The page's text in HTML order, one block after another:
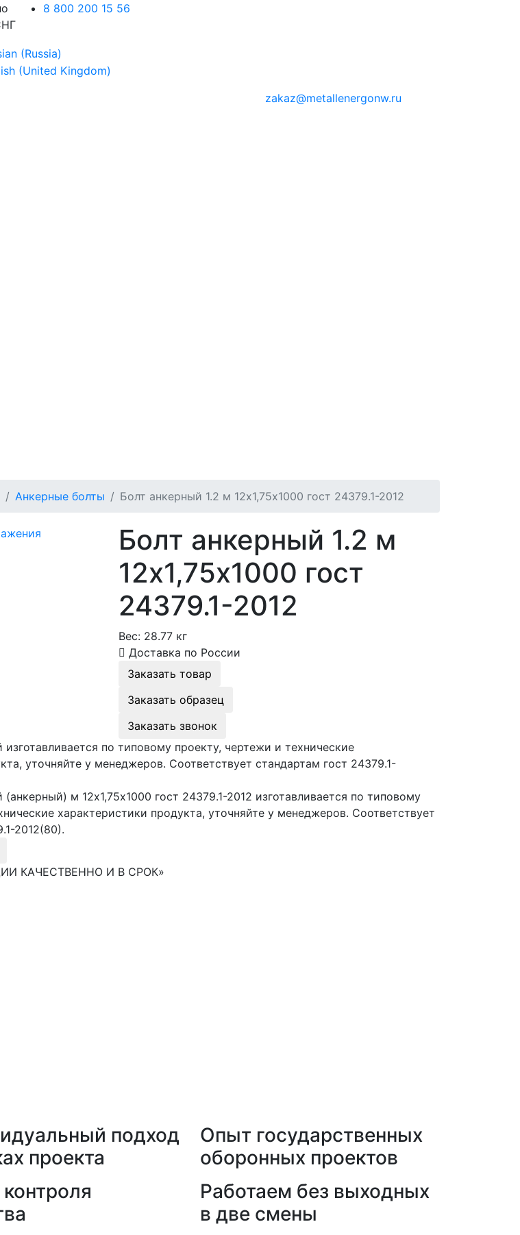
8 800 200 15 56
zakaz@metallenergonw.ru
Анкерные болты Болт анкерный 1.2 м 12х1,75х1000 гост 24379.1-2012
Болт анкерный 1.2 м
12х1,75х1000 гост
24379.1-2012
Вес: 28.77 кг
Доставка по России
Заказать товар
Заказать образец
Заказать звонок
по типовому проекту, чертежи и технические
уточняйте у менеджеров. Соответствует стандартам гост 24379.1-
м 12х1,75х1000 гост 24379.1-2012 изготавливается по типовому
характеристики продукта, уточняйте у менеджеров. Соответствует
2012(80).
КАЧЕСТВЕННО И В СРОК»
подход
проекта
Опыт государственных
оборонных проектов
Работаем без выходных
в две смены